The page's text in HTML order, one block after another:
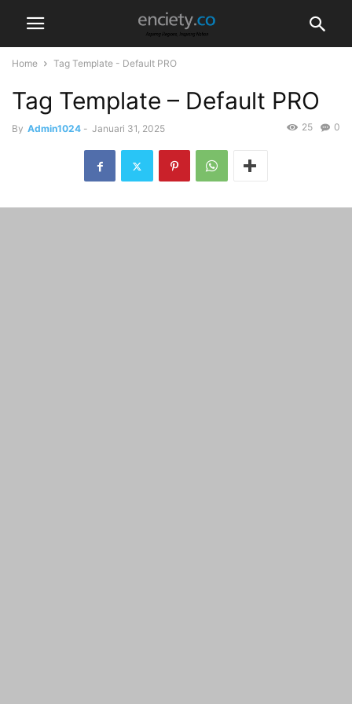
Home Tag Template - Default PRO
Tag Template – Default PRO
By Admin1024 - Januari 31, 2025 0
25